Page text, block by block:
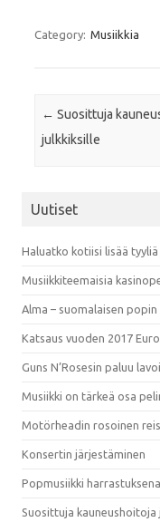
Category: Musiikkia
Post navigation
← Suosittuja
julkkiksille
Uutiset
Haluatko kotiisi lisää tyyliä
Musiikkiteemaisia
Alma – suomalaisen
Katsaus vuoden 2017
Guns N’Rosesin paluu
Musiikki on tärkeä osa
Motörheadin rosoinen
Konsertin järjestäminen
Popmusiikki harrastuksena
Suosittuja kauneushoitoja